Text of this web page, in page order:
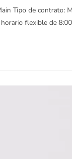
Tipo de contrato:
flexible de